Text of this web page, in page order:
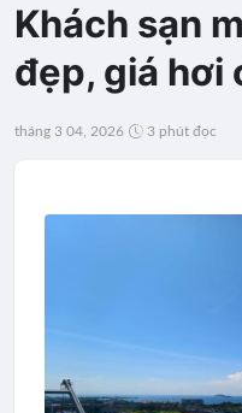
Khách sạn
đẹp, giá hơi
tháng 3 04, 2026 3 phút đọc